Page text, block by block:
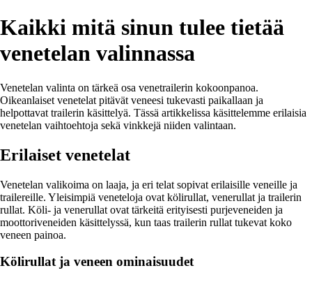
Kaikki mitä sinun tulee tietää
venetelan valinnassa
Venetelan valinta on tärkeä osa venetrailerin kokoonpanoa.
Oikeanlaiset venetelat pitävät veneesi tukevasti paikallaan ja
helpottavat trailerin käsittelyä. Tässä artikkelissa käsittelemme erilaisia
venetelan vaihtoehtoja sekä vinkkejä niiden valintaan.
Erilaiset venetelat
Venetelan valikoima on laaja, ja eri telat sopivat erilaisille veneille ja
trailereille. Yleisimpiä veneteloja ovat kölirullat, venerullat ja trailerin
rullat. Köli- ja venerullat ovat tärkeitä erityisesti purjeveneiden ja
moottoriveneiden käsittelyssä, kun taas trailerin rullat tukevat koko
veneen painoa.
Kölirullat ja veneen ominaisuudet